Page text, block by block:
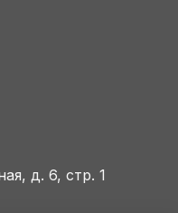
д. 6, стр. 1